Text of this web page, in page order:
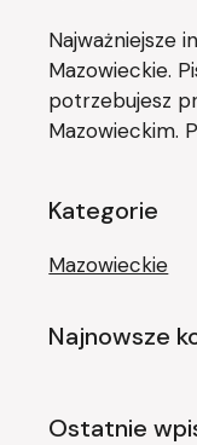
Najważniejsze
Mazowieckie.
potrzebujesz
Mazowieckim.
Kategorie
Mazowieckie
Najnowsze
Ostatnie